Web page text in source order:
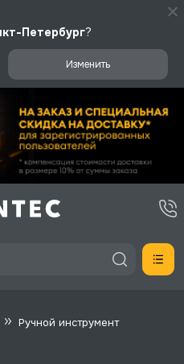
Петербург?
Изменить
Ручной инструмент